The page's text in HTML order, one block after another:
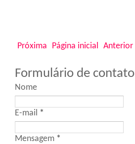
Próxima Anterior
Página inicial
Formulário de contato
Nome
E-mail *
Mensagem *